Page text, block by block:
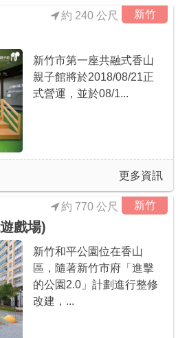
新竹
約 240 公尺
新竹市第一座共融式香山
親子館將於2018/08/21正
式營運，並於08/1...
更多資訊
新竹
約 770 公尺
戲場)
新竹和平公園位在香山
區，隨著新竹市府「進擊
的公園2.0」計劃進行整修
改建，...